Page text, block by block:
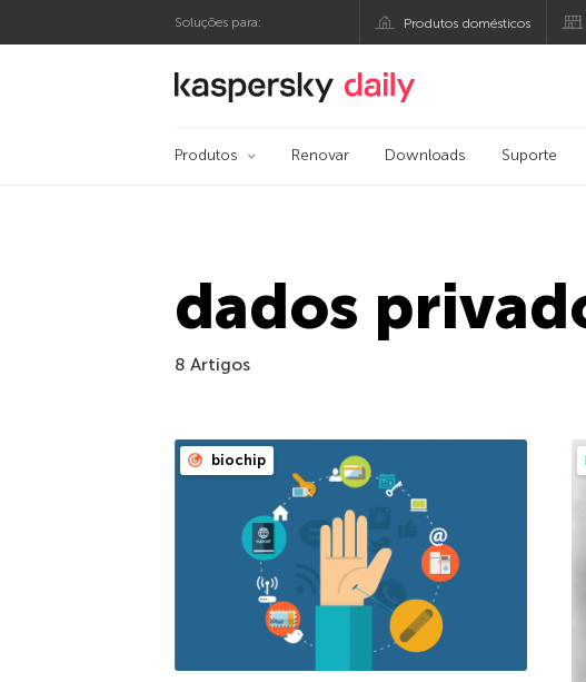
Soluções para: Produtos domésticos
Blog oficial da Kaspersky
Produtos Renovar Downloads Suporte
dados
8 Artigos
biochip